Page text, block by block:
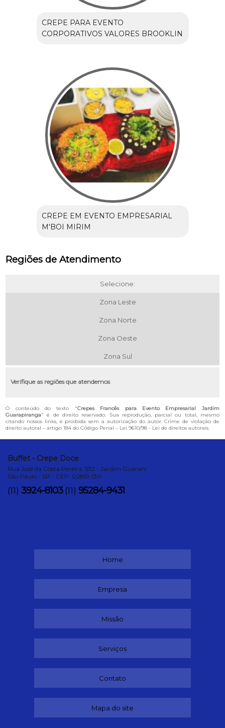
CREPE PARA EVENTO
CORPORATIVOS VALORES BROOKLIN
CREPE EM EVENTO EMPRESARIAL
M'BOI MIRIM
Regiões de Atendimento
Selecione:
Zona Leste
Zona Norte
Zona Oeste
Zona Sul
Verifique as regiões que atendemos
O conteúdo do texto "Crepes Francês para Evento Empresarial Jardim
Guarapiranga" é de direito reservado. Sua reprodução, parcial ou total, mesmo
citando nossos links, é proibida sem a autorização do autor. Crime de violação de
direito autoral – artigo 184 do Código Penal – Lei 9610/98 - Lei de direitos autorais.
Buffet - Crepe Doce
Rua José da Costa Pereira, 532 - Jardim Guarani
São Paulo - SP - CEP: 02851-130
(11) 3924-8103 (11) 95284-9431
Home
Empresa
Missão
Serviços
Contato
Mapa do site